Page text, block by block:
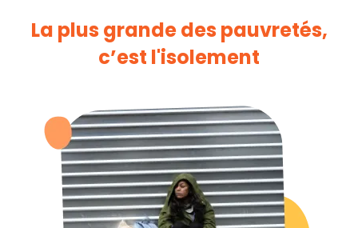
La plus grande des pauvretés,
c’est l'isolement